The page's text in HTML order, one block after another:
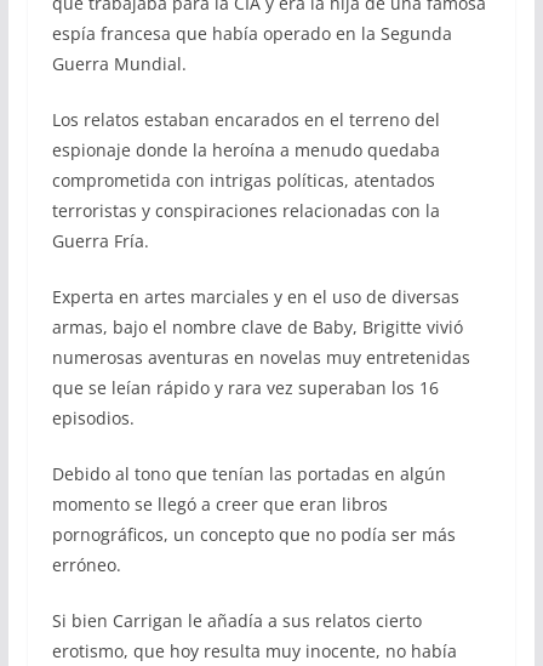
espía francesa que había operado en la Segunda
Guerra Mundial.
Los relatos estaban encarados en el terreno del
espionaje donde la heroína a menudo quedaba
comprometida con intrigas políticas, atentados
terroristas y conspiraciones relacionadas con la
Guerra Fría.
Experta en artes marciales y en el uso de diversas
armas, bajo el nombre clave de Baby, Brigitte vivió
numerosas aventuras en novelas muy entretenidas
que se leían rápido y rara vez superaban los 16
episodios.
Debido al tono que tenían las portadas en algún
momento se llegó a creer que eran libros
pornográficos, un concepto que no podía ser más
erróneo.
Si bien Carrigan le añadía a sus relatos cierto
erotismo, que hoy resulta muy inocente, no había